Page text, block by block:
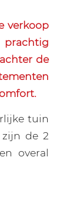
verkoop
de
tuin
de 2
overal